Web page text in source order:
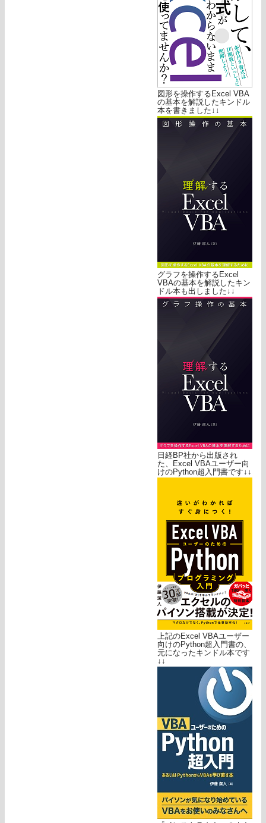
図形を操作するExcel VBA
の基本を解説したキンドル
本を書きました↓↓
グラフを操作するExcel
VBAの基本を解説したキン
ドル本も出しました↓↓
日経BP社から出版され
た、Excel VBAユーザー向
けのPython超入門書です↓↓
上記のExcel VBAユーザー
向けのPython超入門書の、
元になったキンドル本です
↓↓